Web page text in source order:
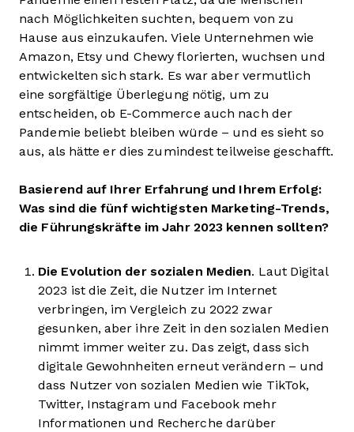
nach Möglichkeiten suchten, bequem von zu
Hause aus einzukaufen. Viele Unternehmen wie
Amazon, Etsy und Chewy florierten, wuchsen und
entwickelten sich stark. Es war aber vermutlich
eine sorgfältige Überlegung nötig, um zu
entscheiden, ob E-Commerce auch nach der
Pandemie beliebt bleiben würde – und es sieht so
aus, als hätte er dies zumindest teilweise geschafft.
Basierend auf Ihrer Erfahrung und Ihrem Erfolg:
Was sind die fünf wichtigsten Marketing-Trends,
die Führungskräfte im Jahr 2023 kennen sollten?
Die Evolution der sozialen Medien. Laut Digital
2023 ist die Zeit, die Nutzer im Internet
verbringen, im Vergleich zu 2022 zwar
gesunken, aber ihre Zeit in den sozialen Medien
nimmt immer weiter zu. Das zeigt, dass sich
digitale Gewohnheiten erneut verändern – und
dass Nutzer von sozialen Medien wie TikTok,
Twitter, Instagram und Facebook mehr
Informationen und Recherche darüber